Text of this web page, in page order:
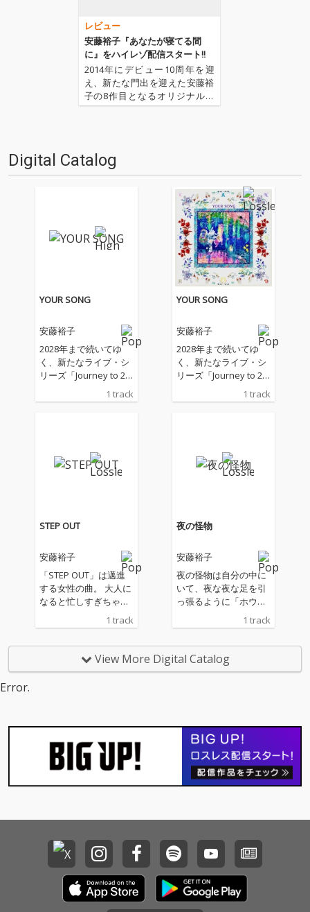
レビュー
安藤裕子『あなたが寝てる間
に』をハイレゾ配信スタート!!
2014年にデビュー10周年を迎
え、新たな門出を迎えた安藤裕
子の8作目となるオリジナル・
アルバムが届きました。大泉洋
活動の幅を拡げるなか紡がれた
本作には、矢野顕子の最新作…
Digital Catalog
YOUR SONG
安藤裕子
2028年まで続いてゆ
く、新たなライブ・シ
リーズ「Journey to 20
28“Happy Go Lucky”」
の第一回が7月12日、1
直前にリリースされる
新曲は、「ミュージカ
軸な楽曲「YOUR SON
G」。 Shigekuni、皆
加。レコーディング・
ミックスは、中村 督。
カヴァーアートは、安
藤裕子自身が手がけて
1 track
YOUR SONG
安藤裕子
2028年まで続いてゆ
く、新たなライブ・シ
リーズ「Journey to 20
28“Happy Go Lucky”」
の第一回が7月12日、1
直前にリリースされる
新曲は、「ミュージカ
軸な楽曲「YOUR SON
G」。 Shigekuni、皆
加。レコーディング・
ミックスは、中村 督。
カヴァーアートは、安
藤裕子自身が手がけて
1 track
STEP OUT
安藤裕子
「STEP OUT」は邁進
する女性の曲。 大人に
なると忙しすぎちゃっ
とか恋とかそういうの
もあるのだけれど、で
もなんかもっと前に進
1 track
夜の怪物
安藤裕子
夜の怪物は自分の中に
いて、夜な夜な足を引
っ張るように「ホウホ
ウ」と呼ぶんです。真
っ暗な森の中に置き去
界から取り残されてし
まったかのような。そ
1 track
View More Digital Catalog
Error.